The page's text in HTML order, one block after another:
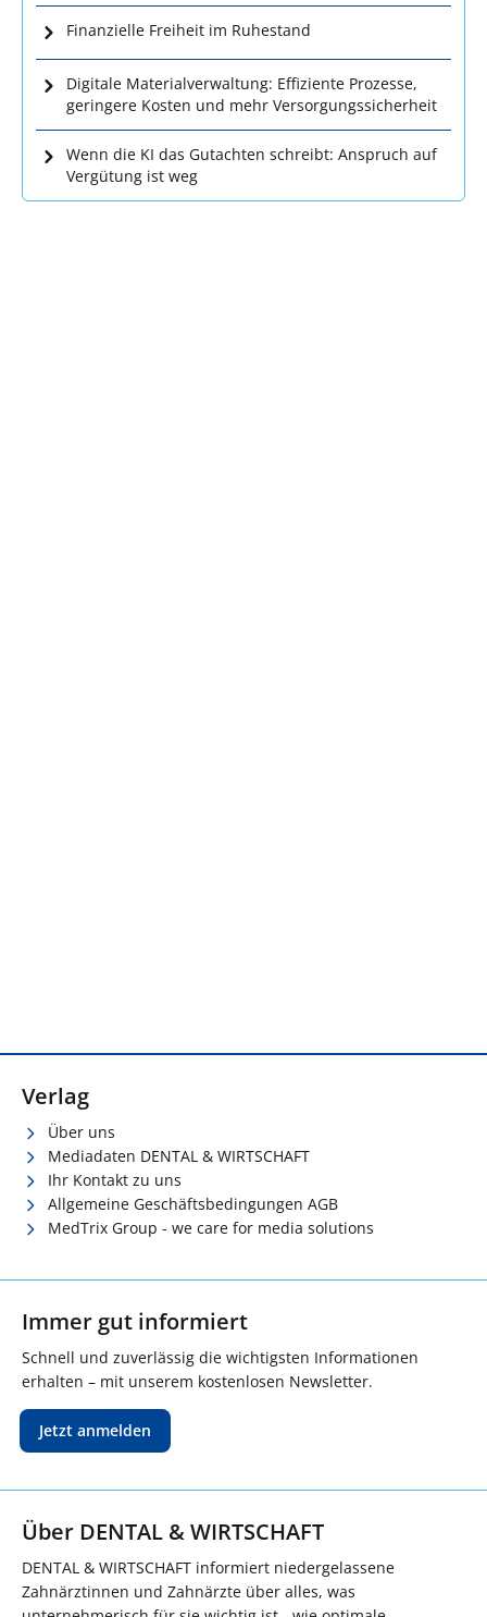
Finanzielle Freiheit im Ruhestand
Digitale Materialverwaltung: Effiziente Prozesse,
geringere Kosten und mehr Versorgungssicherheit
Wenn die KI das Gutachten schreibt: Anspruch auf
Vergütung ist weg
Verlag
Über uns
Mediadaten DENTAL & WIRTSCHAFT
Ihr Kontakt zu uns
Allgemeine Geschäftsbedingungen AGB
MedTrix Group - we care for media solutions
Immer gut informiert
Schnell und zuverlässig die wichtigsten Informationen
erhalten – mit unserem kostenlosen Newsletter.
Jetzt anmelden
Über DENTAL & WIRTSCHAFT
DENTAL & WIRTSCHAFT informiert niedergelassene
Zahnärztinnen und Zahnärzte über alles, was